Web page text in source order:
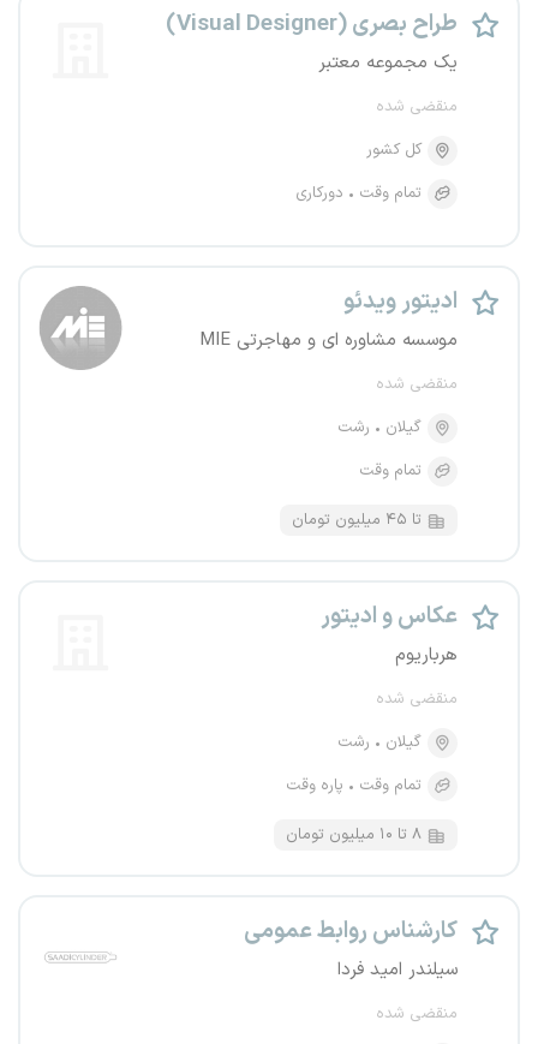
طراح بصری (Visual Designer)
یک مجموعه معتبر
منقضی شده
کل کشور
تمام وقت
دورکاری
ادیتور ویدئو
موسسه مشاوره ای و مهاجرتی MIE
منقضی شده
گیلان
رشت
تمام وقت
تا ۴۵ میلیون تومان
عکاس و ادیتور
هرباریوم
منقضی شده
گیلان
رشت
تمام وقت
پاره وقت
۸ تا ۱۰ میلیون تومان
کارشناس روابط عمومی
سیلندر امید فردا
منقضی شده